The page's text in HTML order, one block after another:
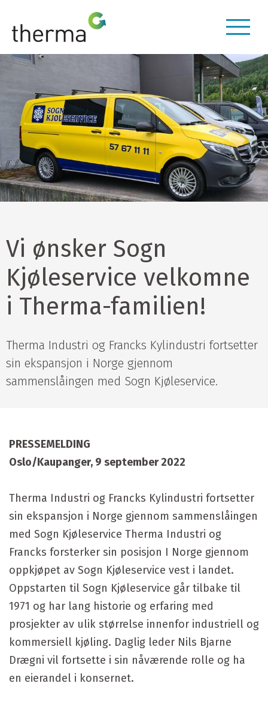
Vi ønsker Sogn
Kjøleservice velkomne
i Therma-familien!
Therma Industri og Francks Kylindustri fortsetter
sin ekspansjon i Norge gjennom
sammenslåingen med Sogn Kjøleservice.
PRESSEMELDING
Oslo/Kaupanger, 9 september 2022
Therma Industri og Francks Kylindustri fortsetter
sin ekspansjon i Norge gjennom sammenslåingen
med Sogn Kjøleservice Therma Industri og
Francks forsterker sin posisjon I Norge gjennom
oppkjøpet av Sogn Kjøleservice vest i landet.
Oppstarten til Sogn Kjøleservice går tilbake til
1971 og har lang historie og erfaring med
prosjekter av ulik størrelse innenfor industriell og
kommersiell kjøling. Daglig leder Nils Bjarne
Drægni vil fortsette i sin nåværende rolle og ha
en eierandel i konsernet.